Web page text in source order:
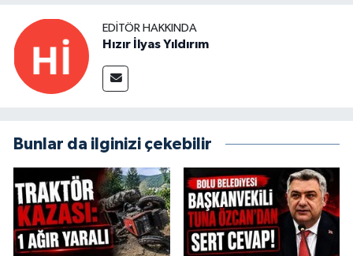
EDITÖR HAKKINDA
Hızır İlyas Yıldırım
Bunlar da ilginizi çekebilir